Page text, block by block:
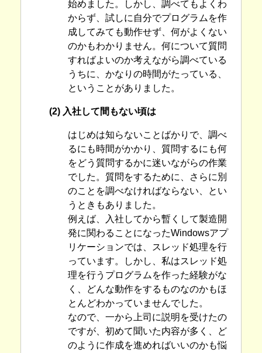
始めました。しかし、調べてもよくわ
からず、試しに自分でプログラムを作
成してみても動作せず、何がよくない
のかもわかりません。何について質問
すればよいのか考えながら調べている
うちに、かなりの時間がたっている、
ということがありました。
(2) 入社して間もない頃は
はじめは知らないことばかりで、調べ
るにも時間がかかり、質問するにも何
をどう質問するかに迷いながらの作業
でした。質問をするために、さらに別
のことを調べなければならない、とい
うときもありました。
例えば、入社してから暫くして製造開
発に関わることになったWindowsアプ
リケーションでは、スレッド処理を行
っています。しかし、私はスレッド処
理を行うプログラムを作った経験がな
く、どんな動作をするものなのかもほ
とんどわかっていませんでした。
なので、一から上司に説明を受けたの
ですが、初めて聞いた内容が多く、ど
のように作成を進めればいいのかも悩